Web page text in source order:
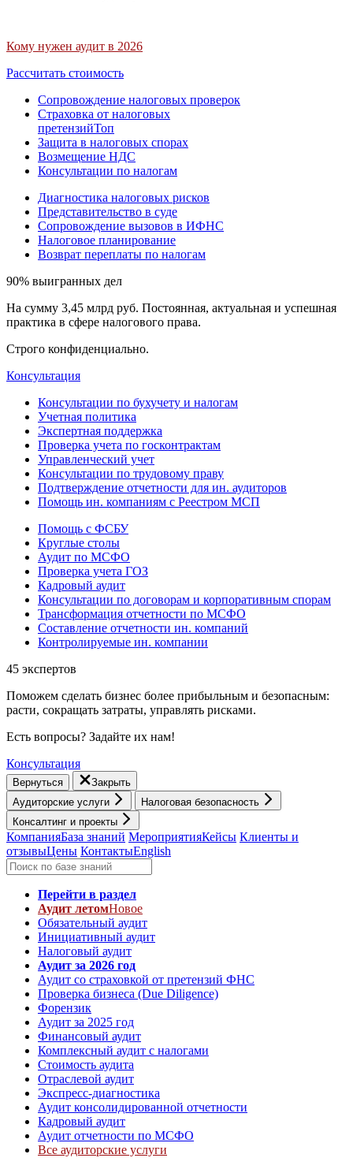
Кому нужен аудит в 2026
Рассчитать стоимость
Сопровождение налоговых проверок
Страховка от налоговых
претензийТоп
Защита в налоговых спорах
Возмещение НДС
Консультации по налогам
Диагностика налоговых рисков
Представительство в суде
Сопровождение вызовов в ИФНС
Налоговое планирование
Возврат переплаты по налогам
90% выигранных дел
На сумму 3,45 млрд руб. Постоянная, актуальная и успешная
практика в сфере налогового права.
Строго конфиденциально.
Консультация
Консультации по бухучету и налогам
Учетная политика
Экспертная поддержка
Проверка учета по госконтрактам
Управленческий учет
Консультации по трудовому праву
Подтверждение отчетности для ин. аудиторов
Помощь ин. компаниям с Реестром МСП
Помощь с ФСБУ
Круглые столы
Аудит по МСФО
Проверка учета ГОЗ
Кадровый аудит
Консультации по договорам и корпоративным спорам
Трансформация отчетности по МСФО
Составление отчетности ин. компаний
Контролируемые ин. компании
45 экспертов
Поможем сделать бизнес более прибыльным и безопасным:
расти, cокращать затраты, управлять рисками.
Есть вопросы? Задайте их нам!
Консультация
Вернуться
Закрыть
Аудиторские услуги
Налоговая безопасность
Консалтинг и проекты
КомпанияБаза знаний МероприятияКейсы Клиенты и
отзывыЦены КонтактыEnglish
Перейти в раздел
Аудит летомНовое
Обязательный аудит
Инициативный аудит
Налоговый аудит
Аудит за 2026 год
Аудит со страховкой от претензий ФНС
Проверка бизнеса (Due Diligence)
Форензик
Аудит за 2025 год
Финансовый аудит
Комплексный аудит с налогами
Стоимость аудита
Отраслевой аудит
Экспресс-диагностика
Аудит консолидированной отчетности
Кадровый аудит
Аудит отчетности по МСФО
Все аудиторские услуги